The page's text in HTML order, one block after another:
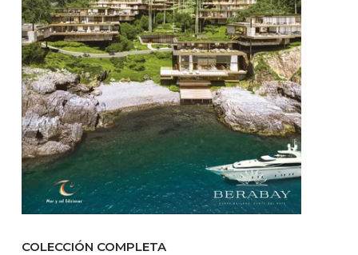
COLECCIÓN COMPLETA